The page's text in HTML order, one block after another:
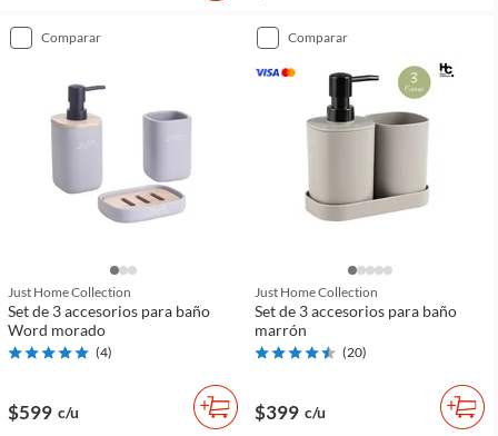
comparar
Just Home Collection
Set de 3 accesorios para baño
Word morado
(4)
$599 c/u
comparar
Just Home Collection
Set de 3 accesorios para baño
marrón
(20)
$399 c/u